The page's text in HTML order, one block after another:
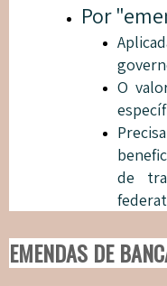
Por
O
de
EMENDAS DE